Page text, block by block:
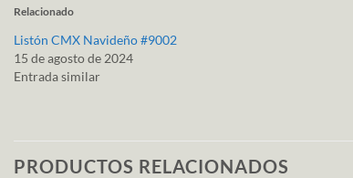
Relacionado
Listón CMX Navideño #9002
15 de agosto de 2024
Entrada similar
PRODUCTOS RELACIONADOS